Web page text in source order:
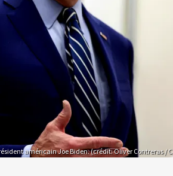
américain Joe Biden. (crédit: Oliver Contreras /